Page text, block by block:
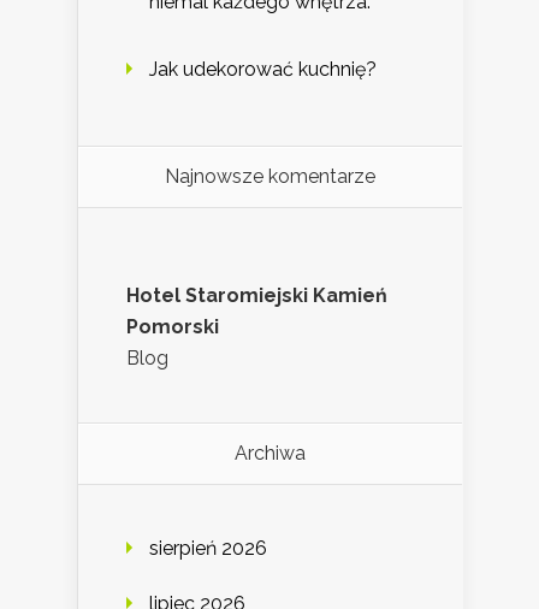
Jak udekorować kuchnię?
Najnowsze komentarze
Hotel Staromiejski Kamień
Pomorski
Blog
Archiwa
sierpień 2026
lipiec 2026